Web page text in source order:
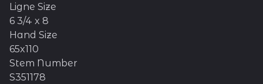
Ligne Size
6 3/4 x 8
Hand Size
65x110
Stem Number
S351178